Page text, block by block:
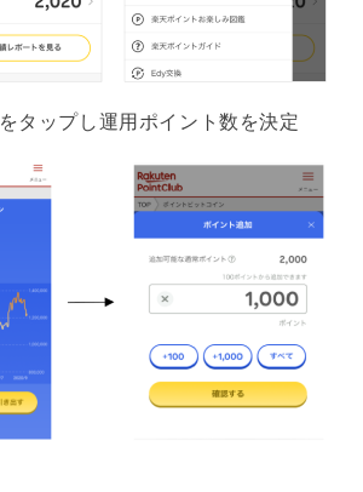
をタップし運用ポイント数を決定